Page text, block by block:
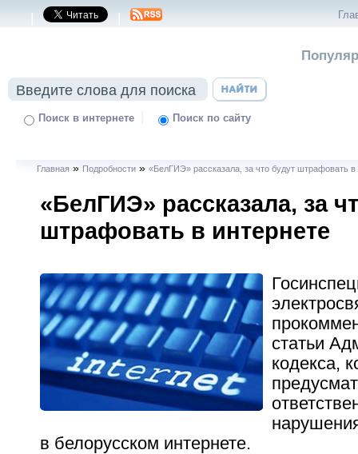
| |
Поиск в интернете | Поиск по сайту
Главная » Подробности »«БелГИЭ» рассказала, за что будут штрафовать в
«БелГИЭ» рассказала, за
штрафовать в интернете
статьи
кодекса,
в белорусском интернете.